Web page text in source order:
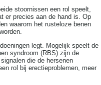
stoornissen een rol speelt,
er precies aan de hand is. Op
waarom het rusteloze benen
legt. Mogelijk speelt de
syndroom (RBS) zijn de
die de hersenen
rol bij erectieproblemen, meer